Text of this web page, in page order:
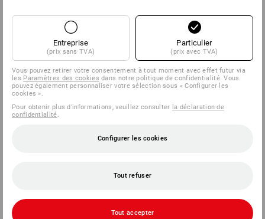
Entreprise
(prix sans TVA)
Particulier
(prix avec TVA)
Vous pouvez retirer votre consentement à tout moment avec effet futur via
les Paramètres des cookies dans notre politique de confidentialité. Vous
pouvez également personnaliser votre sélection sous « Configurer les
cookies ».
Pour obtenir plus d'informations, veuillez consulter la déclaration de
confidentialité.
Configurer les cookies
Tout refuser
Tout accepter